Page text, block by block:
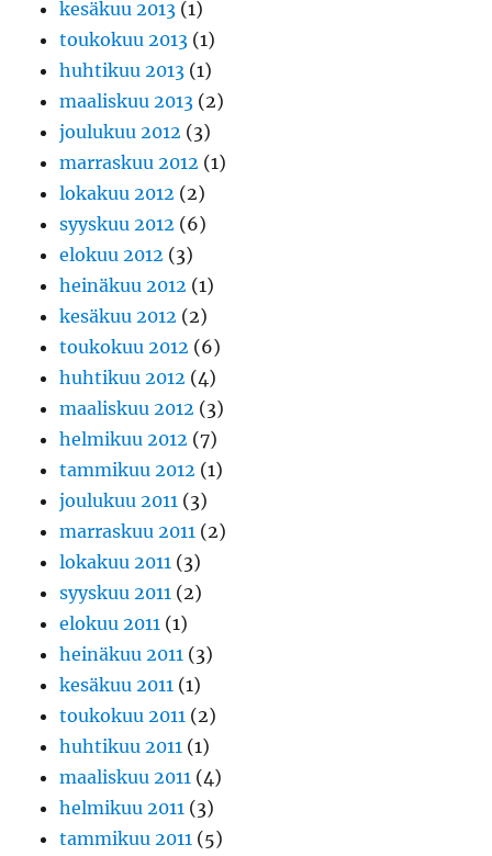
kesäkuu 2013 (1)
toukokuu 2013 (1)
huhtikuu 2013 (1)
maaliskuu 2013 (2)
joulukuu 2012 (3)
marraskuu 2012 (1)
lokakuu 2012 (2)
syyskuu 2012 (6)
elokuu 2012 (3)
heinäkuu 2012 (1)
kesäkuu 2012 (2)
toukokuu 2012 (6)
huhtikuu 2012 (4)
maaliskuu 2012 (3)
helmikuu 2012 (7)
tammikuu 2012 (1)
joulukuu 2011 (3)
marraskuu 2011 (2)
lokakuu 2011 (3)
syyskuu 2011 (2)
elokuu 2011 (1)
heinäkuu 2011 (3)
kesäkuu 2011 (1)
toukokuu 2011 (2)
huhtikuu 2011 (1)
maaliskuu 2011 (4)
helmikuu 2011 (3)
tammikuu 2011 (5)